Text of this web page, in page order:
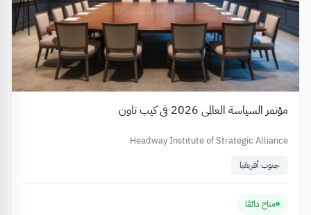
مؤتمر السياسة العالمي 2026 في كيب تاون
Headway Institute of Strategic Alliance
جنوب أفريقيا
متاح دائمًا